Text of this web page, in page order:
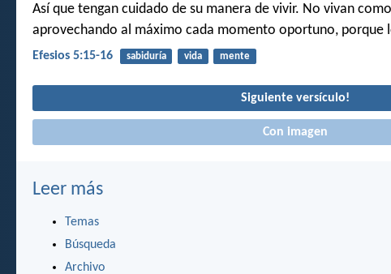
Así que tengan cuidado de su manera de vivir. No vivan
aprovechando al máximo cada momento oportuno, porque
Efesios 5:15-16 sabiduría vida mente
Siguiente versículo!
Con imagen
Leer más
Temas
Búsqueda
Archivo